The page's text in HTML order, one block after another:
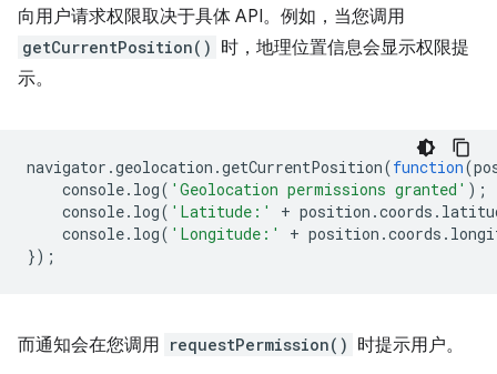
向用户请求权限取决于具体 API。例如，当您调用
getCurrentPosition() 时，地理位置信息会显示权限提
示。
navigator .geolocation .getCurrentPosition(function(
console. log( 'Geolocation permissions granted' );
console. log( 'Latitude:' + position .coords .
console. log( 'Longitude:' + position .coords .
});
而通知会在您调用 requestPermission() 时提示用户。